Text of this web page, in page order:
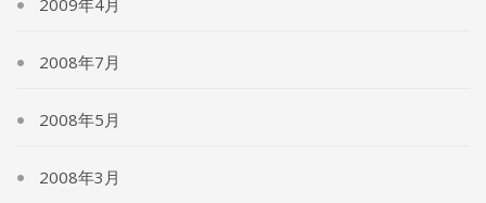
2009年4月
2008年7月
2008年5月
2008年3月